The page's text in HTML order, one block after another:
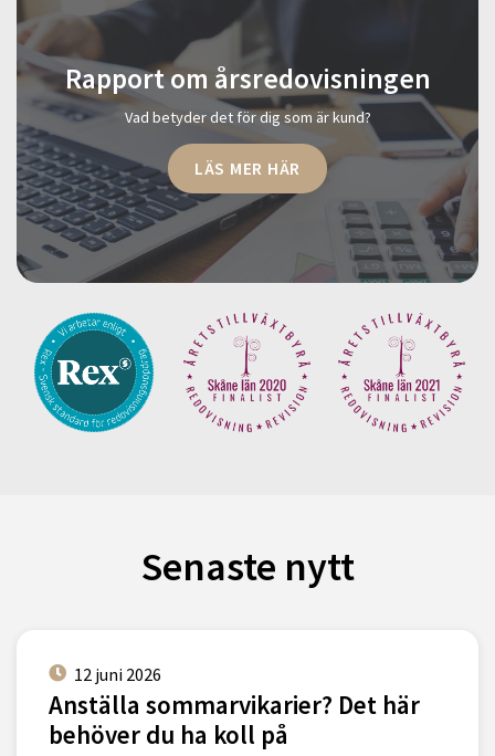
Rapport om årsredovisningen
Vad betyder det för dig som är kund?
LÄS MER HÄR
Senaste nytt
12 juni 2026
Anställa sommarvikarier? Det här
behöver du ha koll på